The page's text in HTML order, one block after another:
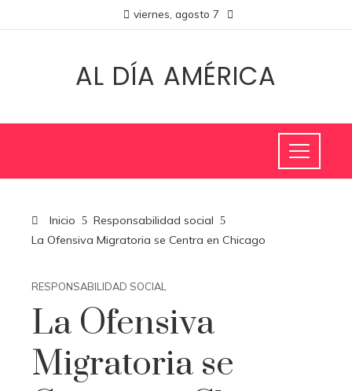
viernes, agosto 7
AL DÍA AMÉRICA
Inicio
Responsabilidad social
La Ofensiva Migratoria se Centra en Chicago
RESPONSABILIDAD SOCIAL
La Ofensiva
Migratoria se